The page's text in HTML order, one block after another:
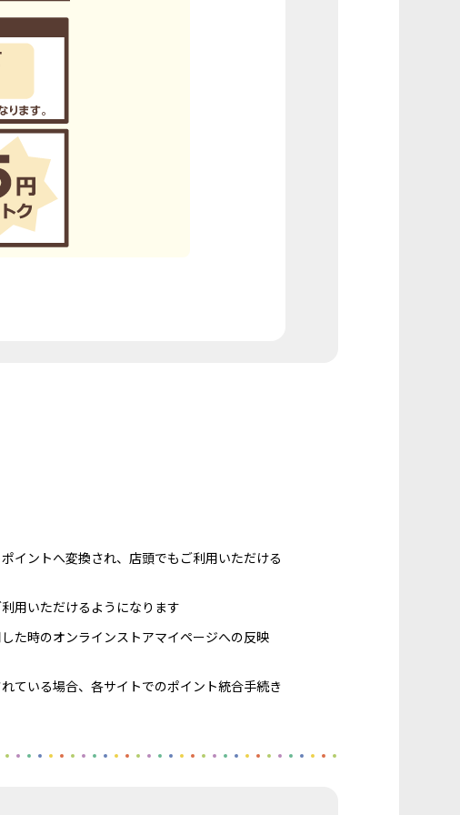
イントへ変換され、店頭でもご利用いただける
用いただけるようになります
た時のオンラインストアマイページへの反映
ている場合、各サイトでのポイント統合手続き